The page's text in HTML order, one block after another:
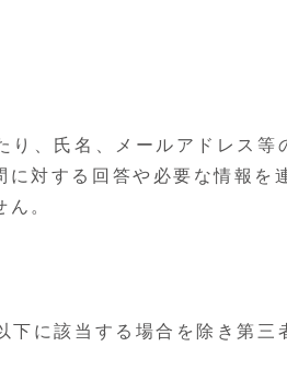
、氏名、メールアドレス等
対する回答や必要な情報を
。
に該当する場合を除き第三